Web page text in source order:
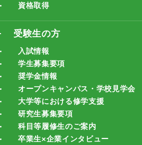
資格取得
受験生の方
入試情報
学生募集要項
奨学金情報
オープンキャンパス・学校見学会
大学等における修学支援
研究生募集要項
科目等履修生のご案内
卒業生×企業インタビュー